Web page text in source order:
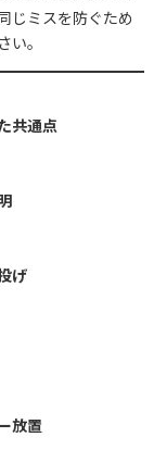
じミスを防ぐため
。
共通点
げ
放置